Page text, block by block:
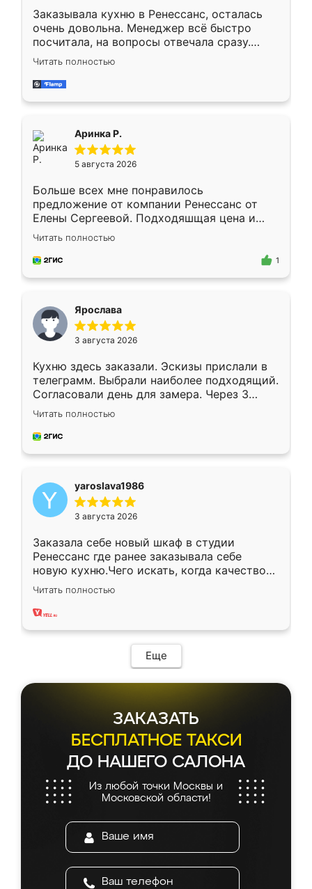
Заказывала кухню в Ренессанс, осталась
очень довольна. Менеджер всё быстро
посчитала, на вопросы отвечала сразу.
Замерщик приехал в субботу, подошёл к
делу со всей ответственностью. Собрали
за день, ребята работали аккуратно, даже
Читать полностью
Аринка Р.
5 августа 2026
Больше всех мне понравилось
предложение от компании Ренессанс от
Елены Сергеевой. Подходяшщая цена и
короткие сроки изготовления. Приехавший
для замера сотрудник Владислав
предложил по моему эскизу самый
Читать полностью
1
Ярослава
3 августа 2026
Кухню здесь заказали. Эскизы прислали в
телеграмм. Выбрали наиболее подходящий.
Согласовали день для замера. Через 3
недели кухня была уже готова. Остались
довольны работой. Спасибо Ренессанс
мебель за качественную работу!
Читать полностью
yaroslava1986
3 августа 2026
Заказала себе новый шкаф в студии
Ренессанс где ранее заказывала себе
новую кухню.Чего искать, когда качеством
вполне довольна. Служит кухня уже почти
два года, нареканий нет.
Читать полностью
Еще
ЗАКАЗАТЬ
БЕСПЛАТНОЕ ТАКСИ
ДО НАШЕГО САЛОНА
Из любой точки Москвы и
Московской области!